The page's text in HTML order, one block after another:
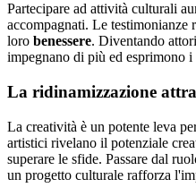
Partecipare ad attività culturali
accompagnati. Le
loro benessere. Diventando
impegnano di più ed esprimono
La ridinamizzazione
La creatività è un potente leva
artistici rivelano il potenziale
superare le sfide. Passare dal
un progetto culturale rafforza